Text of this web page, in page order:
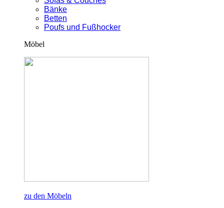
Bänke
Betten
Poufs und Fußhocker
Möbel
zu den Möbeln